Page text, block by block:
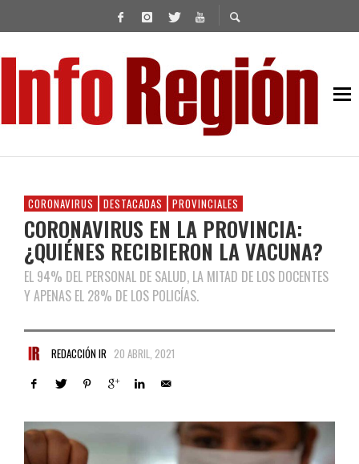
CORONAVIRUS DESTACADAS PROVINCIALES
CORONAVIRUS EN LA PROVINCIA:
¿QUIÉNES RECIBIERON LA VACUNA?
EL 94% DEL PERSONAL DE SALUD, LA MITAD DE LOS DOCENTES
Y APENAS EL 28% DE LOS POLICÍAS.
REDACCIÓN IR 20 ABRIL, 2021